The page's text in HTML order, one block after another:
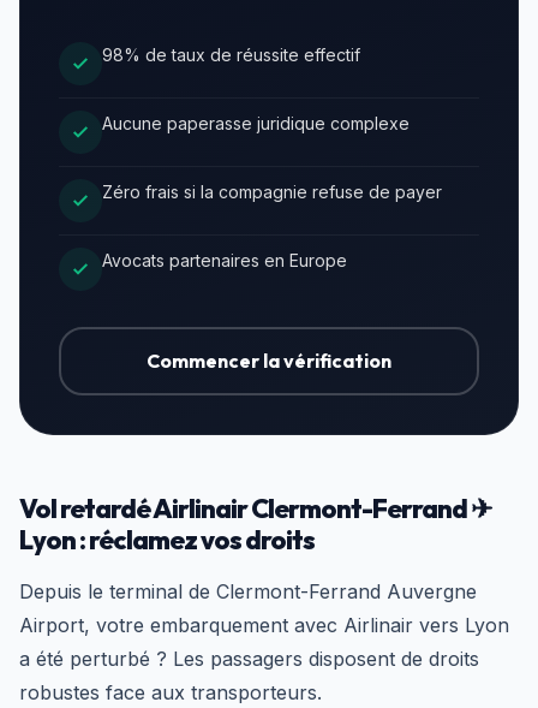
Vol retardé Airlinair Clermont-Ferrand ✈
Lyon : réclamez vos droits
Depuis le terminal de Clermont-Ferrand Auvergne
Airport, votre embarquement avec Airlinair vers Lyon
a été perturbé ? Les passagers disposent de droits
robustes face aux transporteurs.
98% de taux de réussite effectif
Aucune paperasse juridique complexe
Zéro frais si la compagnie refuse de payer
Avocats partenaires en Europe
Commencer la vérification